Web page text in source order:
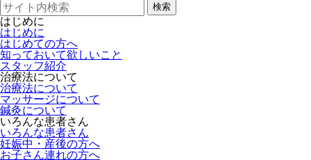
検索
はじめに
はじめに
はじめての方へ
知っておいて欲しいこと
スタッフ紹介
治療法について
治療法について
マッサージについて
鍼灸について
いろんな患者さん
いろんな患者さん
妊娠中・産後の方へ
お子さん連れの方へ